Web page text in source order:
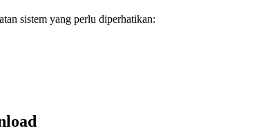
sistem yang perlu diperhatikan: